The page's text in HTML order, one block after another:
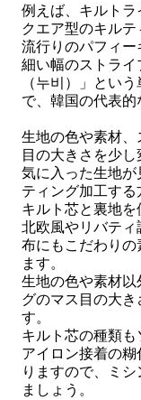
例えば、キルト
クエア型のキル
流行りのパフィー
細い幅のストラ
（누비）」とい
で、韓国の代表的
生地の色や素材
目の大きさを少し
気に入った生地
ティング加工する
キルト芯と裏地を
北欧風やリバテ
布にもこだわり
ます。
生地の色や素材
グのマス目の大
す。
キルト芯の種類も
アイロン接着の
りますので、ミ
ましょう。